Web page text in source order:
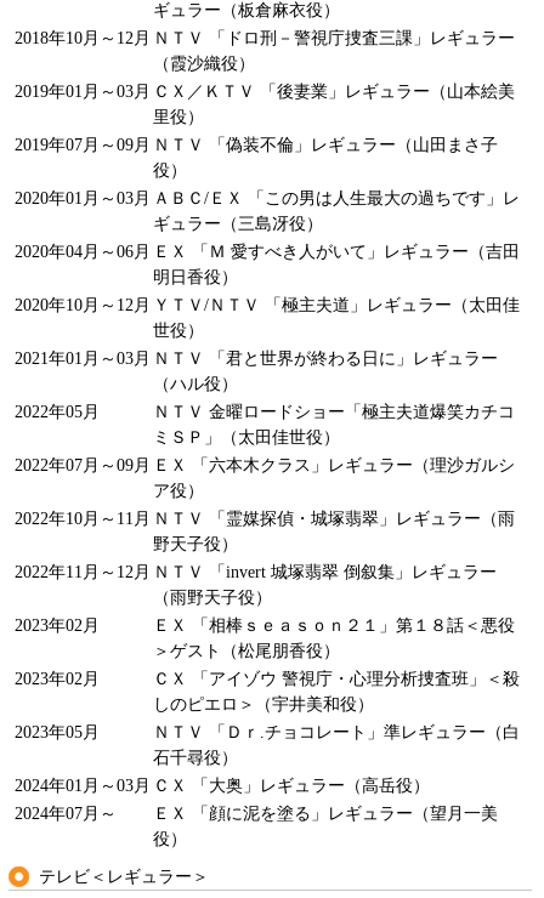
ギュラー（板倉麻衣役）
2018年10月～12月 ＮＴＶ 「ドロ刑－警視庁捜査三課」レギュラー
（霞沙織役）
2019年01月～03月 ＣＸ／ＫＴＶ 「後妻業」レギュラー（山本絵美
里役）
2019年07月～09月 ＮＴＶ 「偽装不倫」レギュラー（山田まさ子
役）
2020年01月～03月 ＡＢＣ/ＥＸ 「この男は人生最大の過ちです」レ
ギュラー（三島冴役）
2020年04月～06月
ＥＸ 「Ｍ 愛すべき人がいて」レギュラー（吉田
明日香役）
2020年10月～12月 ＹＴＶ/ＮＴＶ 「極主夫道」レギュラー（太田佳
世役）
2021年01月～03月 ＮＴＶ 「君と世界が終わる日に」レギュラー
（ハル役）
2022年05月
ＮＴＶ 金曜ロードショー「極主夫道爆笑カチコ
ミＳＰ」（太田佳世役）
2022年07月～09月
ＥＸ 「六本木クラス」レギュラー（理沙ガルシ
ア役）
2022年10月～11月 ＮＴＶ 「霊媒探偵・城塚翡翠」レギュラー（雨
野天子役）
2022年11月～12月 ＮＴＶ 「invert 城塚翡翠 倒叙集」レギュラー
（雨野天子役）
2023年02月
ＥＸ 「相棒ｓｅａｓｏｎ２１」第１８話＜悪役
＞ゲスト（松尾朋香役）
2023年02月
ＣＸ 「アイゾウ 警視庁・心理分析捜査班」＜殺
しのピエロ＞（宇井美和役）
2023年05月
ＮＴＶ 「Ｄｒ.チョコレート」準レギュラー（白
石千尋役）
2024年01月～03月 ＣＸ 「大奥」レギュラー（高岳役）
2024年07月～
ＥＸ 「顔に泥を塗る」レギュラー（望月一美
役）
テレビ＜レギュラー＞